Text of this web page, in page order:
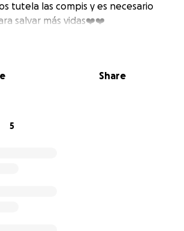
tutela las compis y es necesario
salvar más vidas❤️❤️
Share
5